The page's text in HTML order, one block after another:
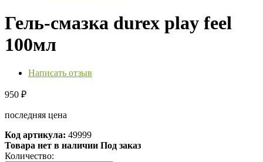
Гель-смазка durex play feel
100мл
Написать отзыв
950 ₽
последняя цена
Код артикула: 49999
Товара нет в наличии Под заказ
Количество: